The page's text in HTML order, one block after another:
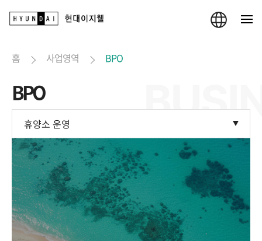
홈 사업영역 BPO
BPO